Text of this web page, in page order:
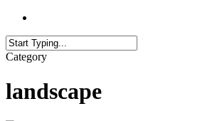
Close
Category
landscape